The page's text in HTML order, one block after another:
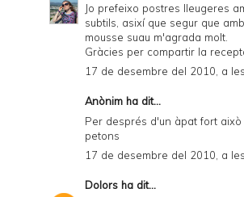
Jo prefeixo postres lleugeres
subtils, asixí que segur que
mousse suau m'agrada molt.
Gràcies per compartir la
17 de desembre del 2010, a
Anònim ha dit...
Per després d'un àpat fort això
petons
17 de desembre del 2010, a
Dolors ha dit...